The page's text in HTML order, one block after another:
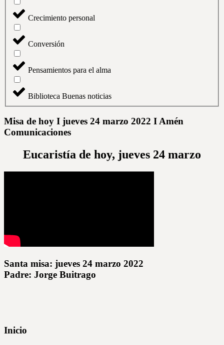
Crecimiento personal
Conversión
Pensamientos para el alma
Biblioteca Buenas noticias
Misa de hoy I jueves 24 marzo 2022 I Amén
Comunicaciones
Eucaristía de hoy, jueves 24 marzo
Santa misa: jueves 24 marzo 2022
Padre: Jorge Buitrago
Inicio